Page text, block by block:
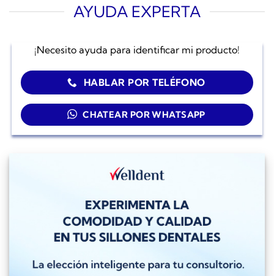
AYUDA EXPERTA
¡Necesito ayuda para identificar mi producto!
HABLAR POR TELÉFONO
CHATEAR POR WHATSAPP